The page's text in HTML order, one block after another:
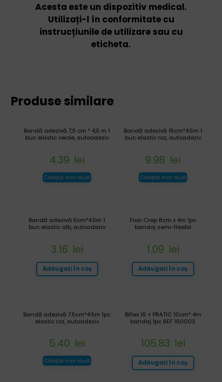
Acesta este un dispozitiv medical.
Utilizați-l în conformitate cu
instrucțiunile de utilizare sau cu
eticheta.
Produse similare
Bandă adezivă 15cm*4.5m 1
buc elastic roz, autoadeziv
9.98 lei
Citește mai mult
Bandă adezivă 7,5 cm * 4,5 m 1
buc elastic verde, autoadeziv
4.39 lei
Citește mai mult
Fixa-Crep 8cm x 4m 1pc
bandaj semi-flexibil
1.09 lei
Adăugați în coș
Bandă adezivă 5cm*4.5m 1
buc elastic alb, autoadeziv
3.16 lei
Adăugați în coș
Biflex 16 + PRATIC 10cm* 4m
bandaj 1pc REF 160003
105.83 lei
Adăugați în coș
Bandă adezivă 7.5cm*4.5m 1pc
elastic roz, autoadeziv
5.40 lei
Citește mai mult